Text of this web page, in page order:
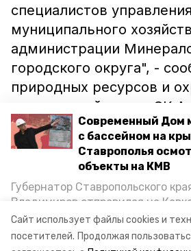
Сайт использует файлы cookies и
посетителей. Продолжая
Современный Дом
с бассейном на
Ставрополья
объекты на КМВ
Губернатор Ставропольского
Владимиров отправился на
Минеральные Воды, чтобы
строительство объектов в
Минводах, а также выслушать
специалистов управления
муниципального
администрации
городского округа", -
природных ресурсов и
окружающей среды СК
Хлопянов.
Фото: пресс-служба
природных ресурсов и
окружающей среды СК.